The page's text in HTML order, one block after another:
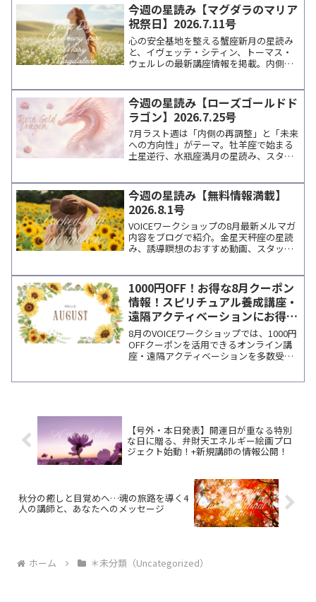
今週の星読み【マグダラのマリア
祝祭日】2026.7.11号
心の安全基地を整える蟹座新月の星読み
と、イヴェッテ・シティン、トーマス・
ウェルレの最新講座情報を掲載。内側の
今週の星読み【ローズゴールドド
ラゴン】2026.7.25号
7月ラスト週は「内側の再調整」と「未来
への方向性」がテーマ。牡羊座で始まる
土星逆行、水瓶座満月の星読み、スタッ
今週の星読み【無料情報満載】
2026.8.1号
VOICEワークショップの8月最新メルマガ
内容をブログで紹介。金星天秤座の星読
み、誘導瞑想のおすすめ動画、スタッフ
をまとめています。
1000円OFF！お得な8月クーポン
情報！スピリチュアル養成講座・
遠隔アクティベーションにお得に
参加
8月のVOICEワークショップでは、1000円
OFFクーポンを活用できるオンライン講
座・遠隔アクティベーションを多数受付
【号外・本日発表】開運日が重なる特別
な日に贈る、弁財天エネルギー絵画プロ
ジェクト始動！+新規講師の情報公開！
秋分の癒しと目覚めへ…魂の旅路を導く4
人の講師と、あなたへのメッセージ
ホーム ＊未分類（Uncategorized）